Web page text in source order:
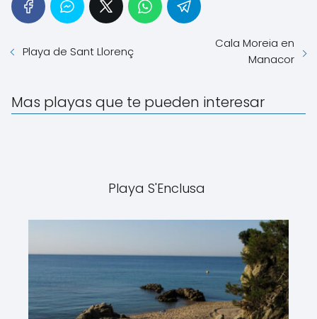
Playa de Sant Llorenç
Cala Moreia en
Manacor
Mas playas que te pueden interesar
Playa S'Enclusa